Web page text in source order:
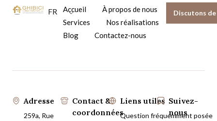
FR Accueil
À propos de nous
Services
Nos réalisations
Blog
Contactez-nous
Discutons
Adresse
259a, Rue
Contact &
coordonnées
Liens utiles
Question fréquemment posée
Suivez-
nous